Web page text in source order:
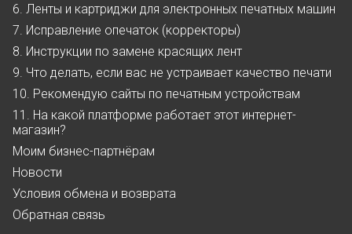
6. Ленты и картриджи для электронных печатных машин
7. Исправление опечаток (корректоры)
8. Инструкции по замене красящих лент
9. Что делать, если вас не устраивает качество печати
10. Рекомендую сайты по печатным устройствам
11. На какой платформе работает этот интернет-
магазин?
Моим бизнес-партнёрам
Новости
Условия обмена и возврата
Обратная связь